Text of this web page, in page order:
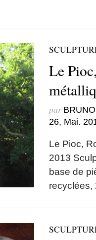
Le
par
26, Mai.
Le Pioc,
2013
base de
recyclées,